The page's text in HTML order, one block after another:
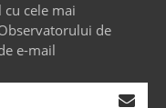
cele mai
de
e-mail